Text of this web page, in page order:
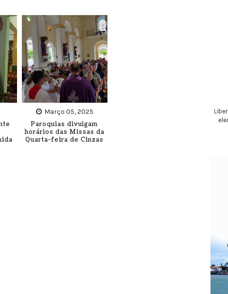
Março 05, 2025
Paroquias divulgam
horários das Missas da
Quarta-feira de Cinzas